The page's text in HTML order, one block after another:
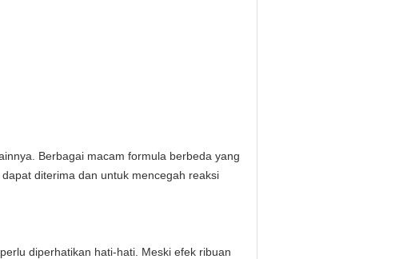
Berbagai macam formula berbeda yang
diterima dan untuk mencegah reaksi
diperhatikan hati-hati. Meski efek ribuan